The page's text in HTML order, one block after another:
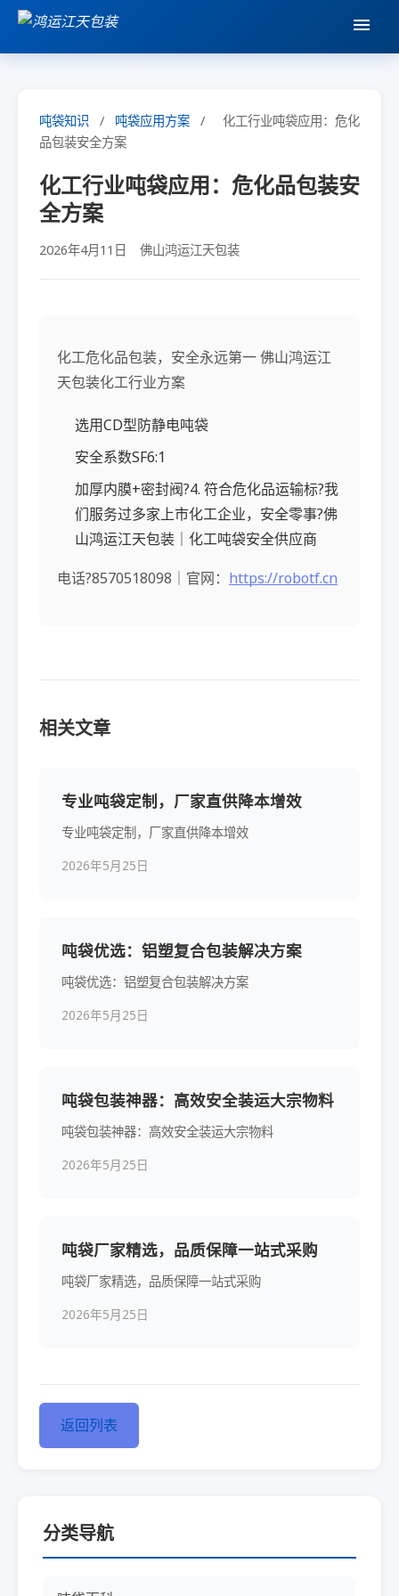
吨袋知识 / 吨袋应用方案 /
化工行业吨袋应用：危化
品包装安全方案
化工行业吨袋应用：危化品包装安
全方案
2026年4月11日 佛山鸿运江天包装
化工危化品包装，安全永远第一 佛山鸿运江
天包装化工行业方案
选用CD型防静电吨袋
安全系数SF6:1
加厚内膜+密封阀?4. 符合危化品运输标?我
们服务过多家上市化工企业，安全零事?佛
山鸿运江天包装｜化工吨袋安全供应商
电话?8570518098｜官网： https://robotf.cn
相关文章
专业吨袋定制，厂家直供降本增效
专业吨袋定制，厂家直供降本增效
2026年5月25日
吨袋优选：铝塑复合包装解决方案
吨袋优选：铝塑复合包装解决方案
2026年5月25日
吨袋包装神器：高效安全装运大宗物料
吨袋包装神器：高效安全装运大宗物料
2026年5月25日
吨袋厂家精选，品质保障一站式采购
吨袋厂家精选，品质保障一站式采购
2026年5月25日
返回列表
分类导航